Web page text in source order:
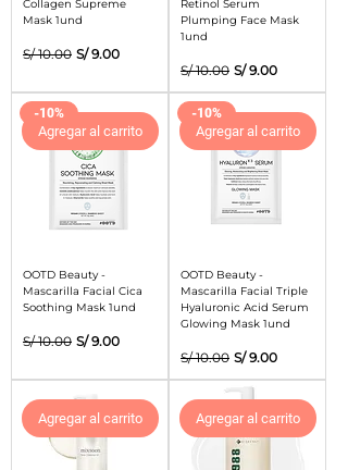
Collagen Supreme
Mask 1und
Precio
S/ 10.00 Precio de oferta
S/ 9.00
Retinol Serum
Plumping Face Mask
1und
Precio
S/ 10.00 Precio de oferta
S/ 9.00
Agregar al carrito
-10%
OOTD Beauty -
Mascarilla Facial Cica
Soothing Mask 1und
Precio
S/ 10.00 Precio de oferta
S/ 9.00
Agregar al carrito
-10%
OOTD Beauty -
Mascarilla Facial Triple
Hyaluronic Acid Serum
Glowing Mask 1und
Precio
S/ 10.00 Precio de oferta
S/ 9.00
Agregar al carrito Agregar al carrito